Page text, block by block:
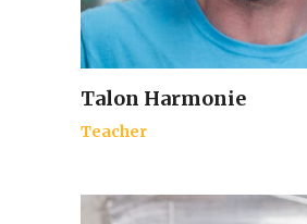
Talon Harmonie
Teacher